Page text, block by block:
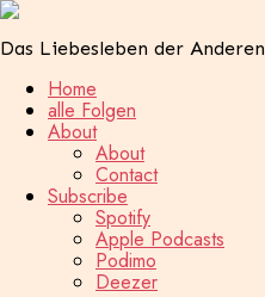
Das Liebesleben der Anderen
Home
alle Folgen
About
About
Contact
Subscribe
Spotify
Apple Podcasts
Podimo
Deezer